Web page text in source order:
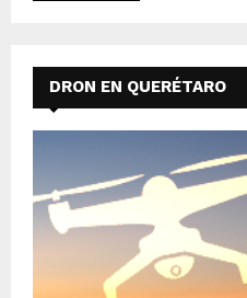
DRON EN QUERÉTARO